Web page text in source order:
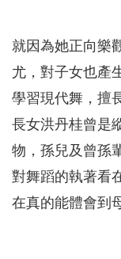
就因為她正向樂
尤，對子女也產
學習現代舞，擅
長女洪丹桂曾是
物，孫兒及曾孫
對舞蹈的執著看
在真的能體會到